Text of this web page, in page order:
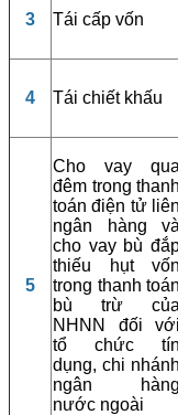
3 Tái cấp vốn
4 Tái chiết khấu
5
Cho vay qua
đêm trong thanh
toán điện tử liên
ngân hàng và
cho vay bù
thiếu hụt vốn
trong thanh toán
bù trừ của
NHNN đối với
tổ chức tín
dụng, chi nhánh
ngân hàng
nước ngoài